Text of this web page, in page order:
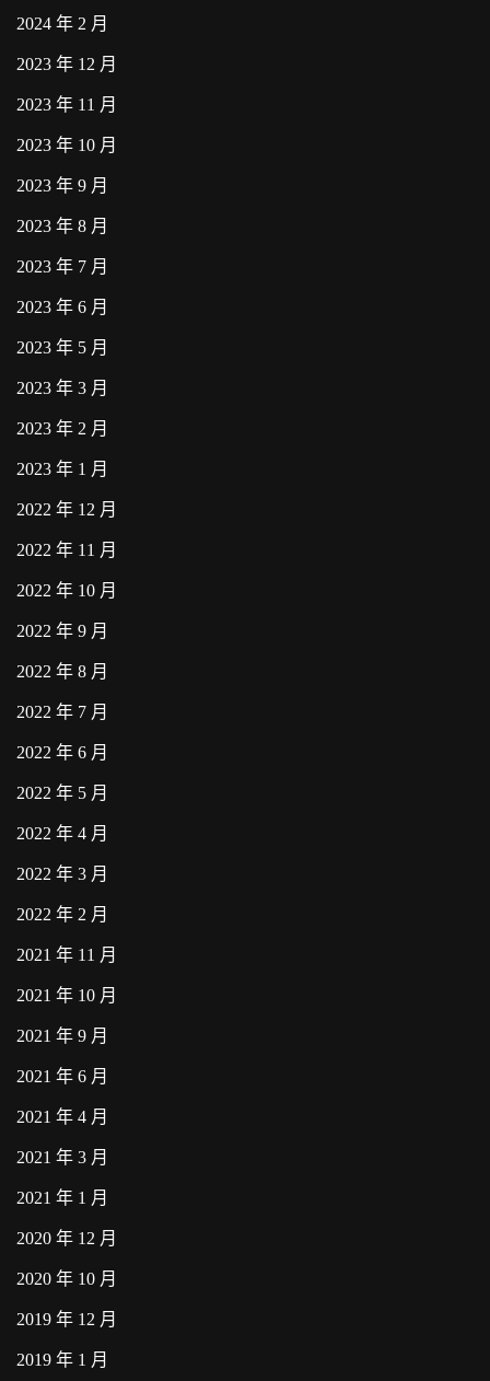
2024 年 2 月
2023 年 12 月
2023 年 11 月
2023 年 10 月
2023 年 9 月
2023 年 8 月
2023 年 7 月
2023 年 6 月
2023 年 5 月
2023 年 3 月
2023 年 2 月
2023 年 1 月
2022 年 12 月
2022 年 11 月
2022 年 10 月
2022 年 9 月
2022 年 8 月
2022 年 7 月
2022 年 6 月
2022 年 5 月
2022 年 4 月
2022 年 3 月
2022 年 2 月
2021 年 11 月
2021 年 10 月
2021 年 9 月
2021 年 6 月
2021 年 4 月
2021 年 3 月
2021 年 1 月
2020 年 12 月
2020 年 10 月
2019 年 12 月
2019 年 1 月